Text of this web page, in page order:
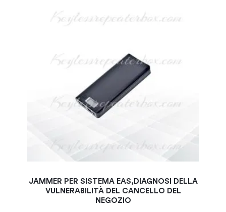
JAMMER PER SISTEMA EAS,DIAGNOSI DELLA
VULNERABILITÀ DEL CANCELLO DEL
NEGOZIO